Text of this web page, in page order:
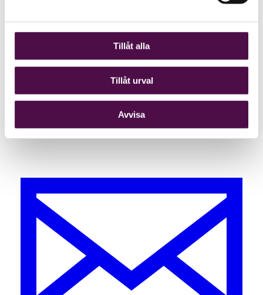
Tillåt alla
Tillåt urval
Avvisa